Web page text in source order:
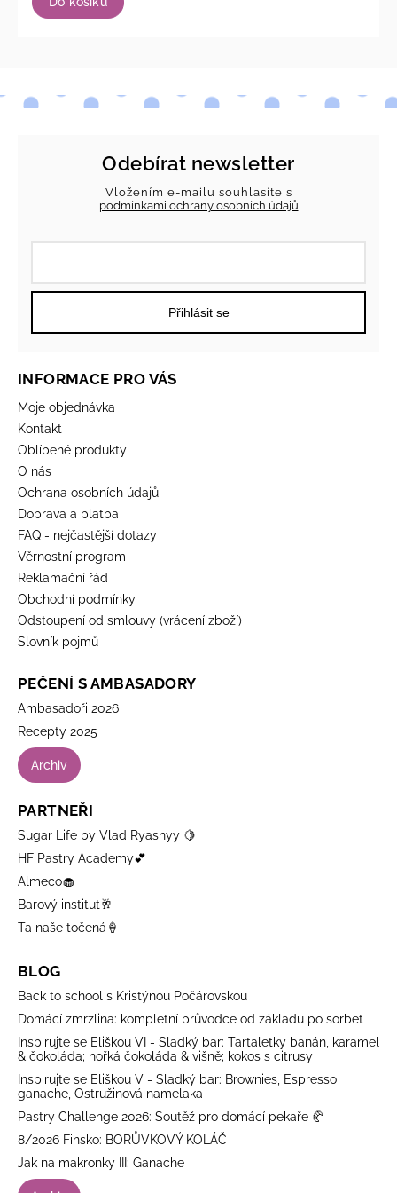
Odebírat newsletter
Vložením e-mailu souhlasíte s
podmínkami ochrany osobních údajů
Přihlásit se
INFORMACE PRO VÁS
Moje objednávka
Kontakt
Oblíbené produkty
O nás
Ochrana osobních údajů
Doprava a platba
FAQ - nejčastější dotazy
Věrnostní program
Reklamační řád
Obchodní podmínky
Odstoupení od smlouvy (vrácení zboží)
Slovník pojmů
PEČENÍ S AMBASADORY
Ambasadoři 2026
Recepty 2025
Archiv
PARTNEŘI
Sugar Life by Vlad Ryasnyy 🍋
HF Pastry Academy💕
Almeco🧁
Barový institut🥂
Ta naše točená🍦
BLOG
Back to school s Kristýnou Počárovskou
Domácí zmrzlina: kompletní průvodce od základu po sorbet
Inspirujte se Eliškou VI - Sladký bar: Tartaletky banán, karamel
& čokoláda; hořká čokoláda & višně; kokos s citrusy
Inspirujte se Eliškou V - Sladký bar: Brownies, Espresso
ganache, Ostružinová namelaka
Pastry Challenge 2026: Soutěž pro domácí pekaře 🥐
8/2026 Finsko: BORŮVKOVÝ KOLÁČ
Jak na makronky III: Ganache